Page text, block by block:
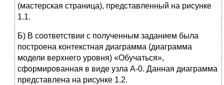
(мастерская страница), представленный на рисунке
1.1.
Б) В соответствии с полученным заданием была
построена контекстная диаграмма (диаграмма
модели верхнего уровня) «Обучаться»,
сформированная в виде узла А-0. Данная диаграмма
представлена на рисунке 1.2.